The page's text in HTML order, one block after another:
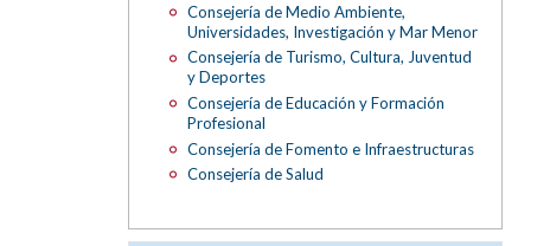
Consejería de Medio Ambiente,
Universidades, Investigación y Mar Menor
Consejería de Turismo, Cultura, Juventud
y Deportes
Consejería de Educación y Formación
Profesional
Consejería de Fomento e Infraestructuras
Consejería de Salud